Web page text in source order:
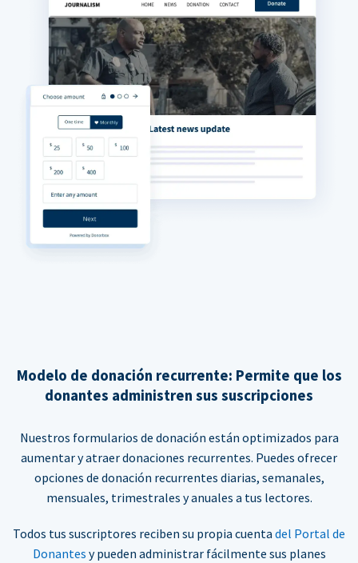
Modelo de donación recurrente: Permite que los
donantes administren sus suscripciones
Nuestros formularios de donación están optimizados para
aumentar y atraer donaciones recurrentes. Puedes ofrecer
opciones de donación recurrentes diarias, semanales,
mensuales, trimestrales y anuales a tus lectores.
Todos tus suscriptores reciben su propia cuenta del Portal de
Donantes y pueden administrar fácilmente sus planes